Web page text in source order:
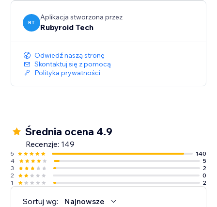
RT
Aplikacja stworzona przez
Rubyroid Tech
Odwiedź naszą stronę
Skontaktuj się z pomocą
Polityka prywatności
Średnia ocena 4.9
Recenzje: 149
5
140
4
5
3
2
2
0
1
2
Sortuj wg: Najnowsze